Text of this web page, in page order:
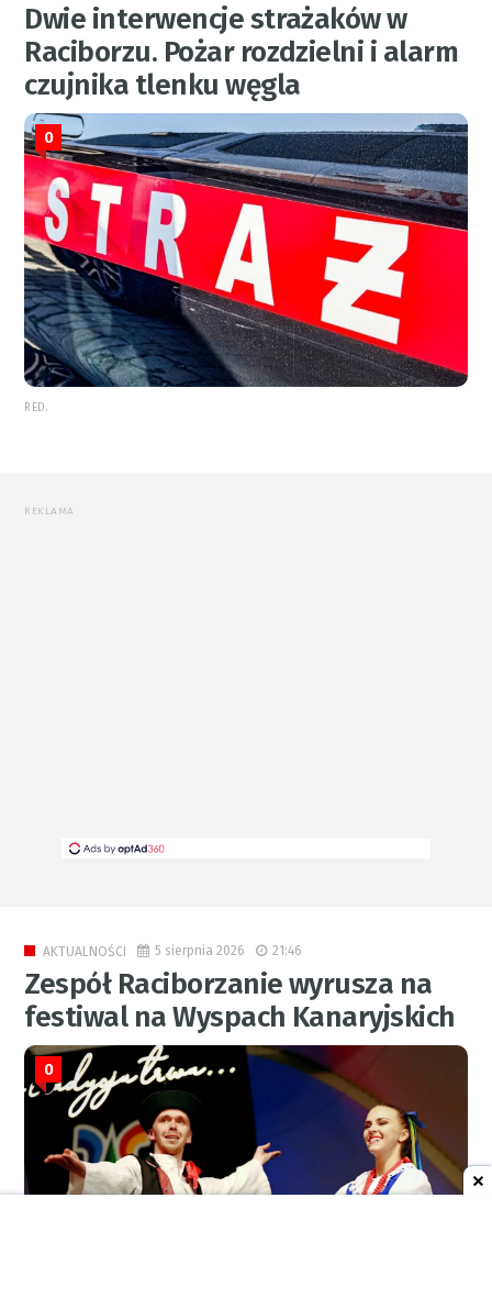
Dwie interwencje strażaków w
Raciborzu. Pożar rozdzielni i alarm
czujnika tlenku węgla
0
RED.
REKLAMA
AKTUALNOŚCI 5 sierpnia 2026 21:46
Zespół Raciborzanie wyrusza na
festiwal na Wyspach Kanaryjskich
0